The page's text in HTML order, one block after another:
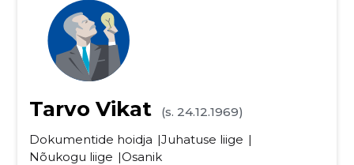
Tarvo Vikat
(s. 24.12.1969)
Dokumentide hoidja
Juhatuse liige
Nõukogu liige
Osanik